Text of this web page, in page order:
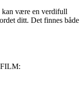
være en verdifull
ditt. Det finnes både